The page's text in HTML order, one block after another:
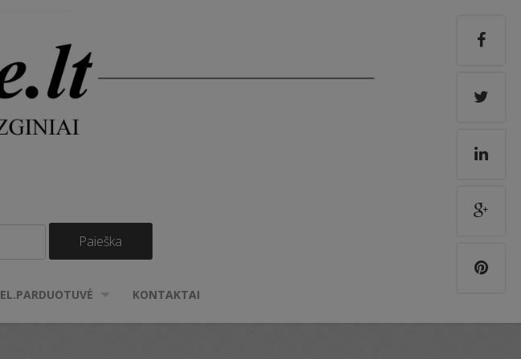
EL.PARDUOTUVĖ KONTAKTAI